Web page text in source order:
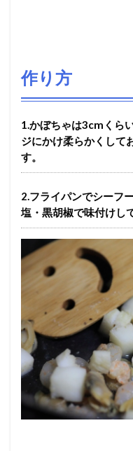
作り方
1.かぼちゃは3cmくら
ジにかけ柔らかくして
す。
2.フライパンでシーフ
塩・黒胡椒で味付けし